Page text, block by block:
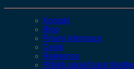
Kontakt
Blog
Právní informace
Ceník
Reference
Příběh společnosti